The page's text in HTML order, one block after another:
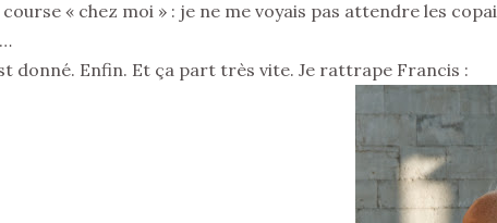
« chez moi » : je ne me voyais pas attendre les
donné. Enfin. Et ça part très vite. Je rattrape Francis :